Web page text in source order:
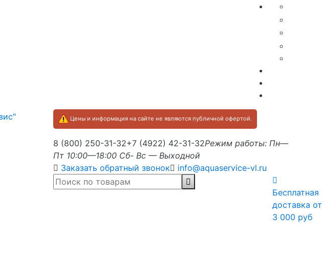
Цены и информация на сайте не являются публичной офертой.
8 (800) 250-31-32+7 (4922) 42-31-32Режим работы: Пн—
Пт 10:00—18:00 Сб- Вс — Выходной
Заказать обратный звонок
info@aquaservice-vl.ru
Бесплатная
доставка от
3 000 руб